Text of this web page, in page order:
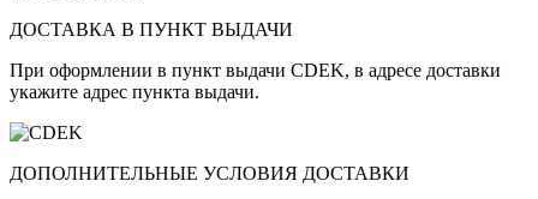
ДОСТАВКА В ПУНКТ ВЫДАЧИ
При оформлении в пункт выдачи CDEK, в адресе доставки
укажите адрес пункта выдачи.
ДОПОЛНИТЕЛЬНЫЕ УСЛОВИЯ ДОСТАВКИ